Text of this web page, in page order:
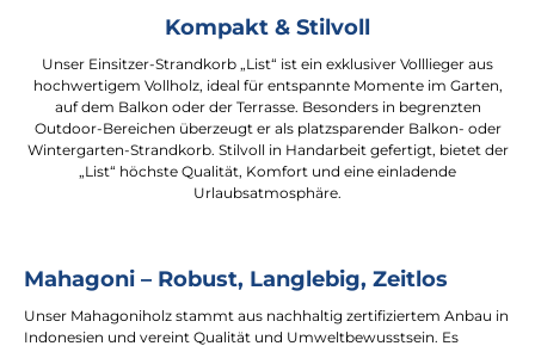
Kompakt & Stilvoll
Unser Einsitzer-Strandkorb „List“ ist ein exklusiver Volllieger aus
hochwertigem Vollholz, ideal für entspannte Momente im Garten,
auf dem Balkon oder der Terrasse. Besonders in begrenzten
Outdoor-Bereichen überzeugt er als platzsparender Balkon- oder
Wintergarten-Strandkorb. Stilvoll in Handarbeit gefertigt, bietet der
„List“ höchste Qualität, Komfort und eine einladende
Urlaubsatmosphäre.
Mahagoni – Robust, Langlebig, Zeitlos
Unser Mahagoniholz stammt aus nachhaltig zertifiziertem Anbau in
Indonesien und vereint Qualität und Umweltbewusstsein. Es